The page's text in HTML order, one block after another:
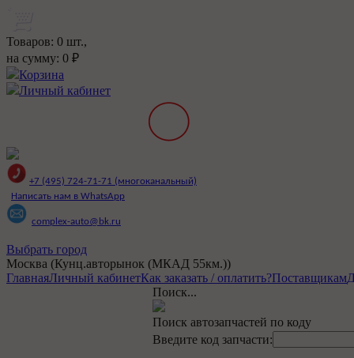
Товаров: 0 шт.,
на сумму: 0 ₽
Корзина
Личный кабинет
+7 (495) 724-71-71 (многоканальный)
Написать нам в WhatsApp
complex-auto@bk.ru
Выбрать город
Москва (Кунц.авторынок (МКАД 55км.))
ГлавнаяЛичный кабинетКак заказать / оплатить?Поставщикам
Поиск...
Поиск автозапчастей по коду
Введите код запчасти: